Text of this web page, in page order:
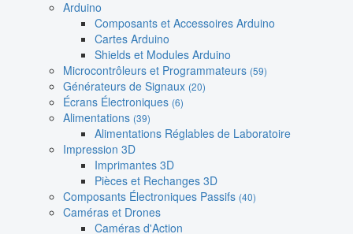
Arduino
Composants et Accessoires Arduino
Cartes Arduino
Shields et Modules Arduino
Microcontrôleurs et Programmateurs (59)
Générateurs de Signaux (20)
Écrans Électroniques (6)
Alimentations (39)
Alimentations Réglables de Laboratoire
Impression 3D
Imprimantes 3D
Pièces et Rechanges 3D
Composants Électroniques Passifs (40)
Caméras et Drones
Caméras d'Action